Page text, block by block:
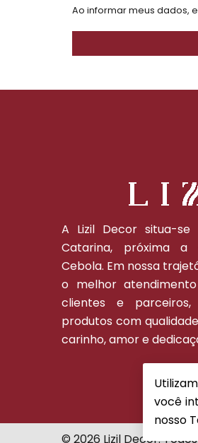
Ao informar meus dados,
você
nosso
A Lizil Decor situa-
Catarina, próxima a
Cebola. Em nossa
o melhor
clientes e
produtos com
carinho, amor e
© 2026 Lizil Decor.